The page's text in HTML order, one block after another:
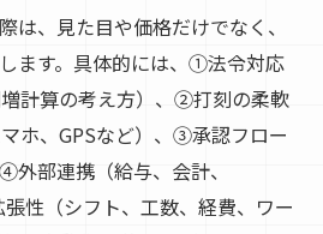
は、見た目や価格だけでなく、
ます。具体的には、①法令対応
増計算の考え方）、②打刻の柔軟
ホ、GPSなど）、③承認フロー
外部連携（給与、会計、
性（シフト、工数、経費、ワー